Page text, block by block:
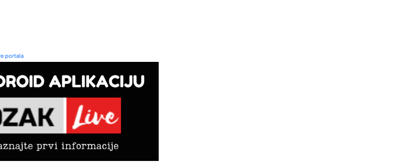
portala